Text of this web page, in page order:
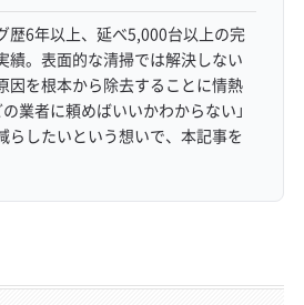
歴6年以上、延べ5,000台以上の完
績。表面的な清掃では解決しない
因を根本から除去することに情熱
業者に頼めばいいかわからない」
らしたいという想いで、本記事を